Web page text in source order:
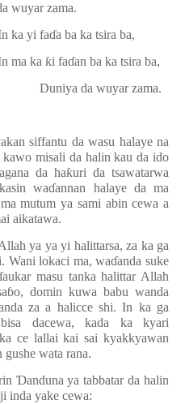
wuyar zama.
ka yi faɗa ba ka tsira ba,
ma ka ƙi faɗan ba ka tsira ba,
Duniya da wuyar zama.
siffantu da wasu halaye na
misali da halin kau da ido
da haƙuri da tsawatarwa
waɗannan halaye da ma
mutum ya sami abin cewa a
aikatawa.
ya ya yi halittarsa, za ka ga
Wani lokaci ma, waɗanda suke
aukar masu tanka halittar Allah
ɓo, domin kuwa babu wanda
za a halicce shi. In ka ga
dacewa, kada ka kyari
ce lallai kai sai kyakkyawan
gushe wata rana.
Ɗanduna ya tabbatar da halin
inda yake cewa: